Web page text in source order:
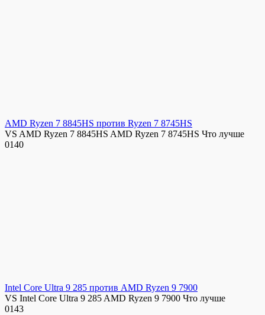
AMD Ryzen 7 8845HS против Ryzen 7 8745HS
VS AMD Ryzen 7 8845HS AMD Ryzen 7 8745HS Что лучше
0140
Intel Core Ultra 9 285 против AMD Ryzen 9 7900
VS Intel Core Ultra 9 285 AMD Ryzen 9 7900 Что лучше
0143